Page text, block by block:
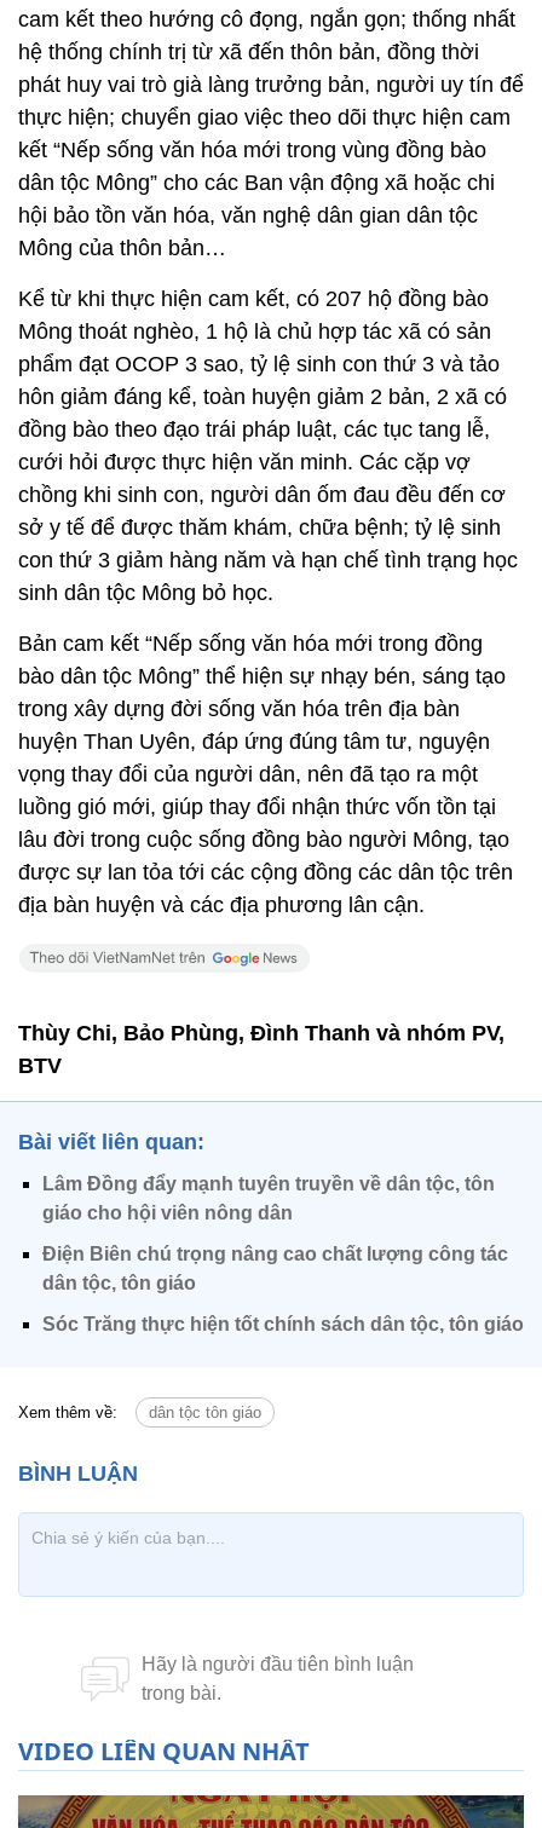
cam kết theo hướng cô đọng, ngắn gọn; thống nhất
hệ thống chính trị từ xã đến thôn bản, đồng thời
phát huy vai trò già làng trưởng bản, người uy tín để
thực hiện; chuyển giao việc theo dõi thực hiện cam
kết “Nếp sống văn hóa mới trong vùng đồng bào
dân tộc Mông” cho các Ban vận động xã hoặc chi
hội bảo tồn văn hóa, văn nghệ dân gian dân tộc
Mông của thôn bản…
Kể từ khi thực hiện cam kết, có 207 hộ đồng bào
Mông thoát nghèo, 1 hộ là chủ hợp tác xã có sản
phẩm đạt OCOP 3 sao, tỷ lệ sinh con thứ 3 và tảo
hôn giảm đáng kể, toàn huyện giảm 2 bản, 2 xã có
đồng bào theo đạo trái pháp luật, các tục tang lễ,
cưới hỏi được thực hiện văn minh. Các cặp vợ
chồng khi sinh con, người dân ốm đau đều đến cơ
sở y tế để được thăm khám, chữa bệnh; tỷ lệ sinh
con thứ 3 giảm hàng năm và hạn chế tình trạng học
sinh dân tộc Mông bỏ học.
Bản cam kết “Nếp sống văn hóa mới trong đồng
bào dân tộc Mông” thể hiện sự nhạy bén, sáng tạo
trong xây dựng đời sống văn hóa trên địa bàn
huyện Than Uyên, đáp ứng đúng tâm tư, nguyện
vọng thay đổi của người dân, nên đã tạo ra một
luồng gió mới, giúp thay đổi nhận thức vốn tồn tại
lâu đời trong cuộc sống đồng bào người Mông, tạo
được sự lan tỏa tới các cộng đồng các dân tộc trên
địa bàn huyện và các địa phương lân cận.
Thùy Chi, Bảo Phùng, Đình Thanh và nhóm PV,
BTV
Bài viết liên quan:
Lâm Đồng đẩy mạnh tuyên truyền về dân tộc, tôn
giáo cho hội viên nông dân
Điện Biên chú trọng nâng cao chất lượng công tác
dân tộc, tôn giáo
Sóc Trăng thực hiện tốt chính sách dân tộc, tôn giáo
Xem thêm về: dân tộc tôn giáo
VIDEO LIÊN QUAN NHẤT